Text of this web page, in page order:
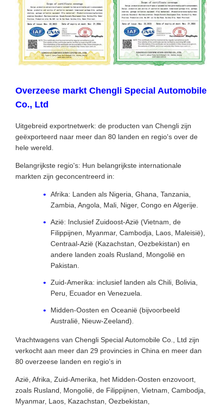
Overzeese markt Chengli Special Automobile
Co., Ltd
Uitgebreid exportnetwerk: de producten van Chengli zijn
geëxporteerd naar meer dan 80 landen en regio's over de
hele wereld.
Belangrijkste regio's: Hun belangrijkste internationale
markten zijn geconcentreerd in:
Afrika: Landen als Nigeria, Ghana, Tanzania,
Zambia, Angola, Mali, Niger, Congo en Algerije.
Azië: Inclusief Zuidoost-Azië (Vietnam, de
Filippijnen, Myanmar, Cambodja, Laos, Maleisië),
Centraal-Azië (Kazachstan, Oezbekistan) en
andere landen zoals Rusland, Mongolië en
Pakistan.
Zuid-Amerika: inclusief landen als Chili, Bolivia,
Peru, Ecuador en Venezuela.
Midden-Oosten en Oceanië (bijvoorbeeld
Australië, Nieuw-Zeeland).
Vrachtwagens van Chengli Special Automobile Co., Ltd zijn
verkocht aan meer dan 29 provincies in China en meer dan
80 overzeese landen en regio's in
Azië, Afrika, Zuid-Amerika, het Midden-Oosten enzovoort,
zoals Rusland, Mongolië, de Filippijnen, Vietnam, Cambodja,
Myanmar, Laos, Kazachstan, Oezbekistan,